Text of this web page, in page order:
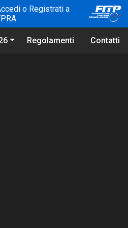
o Registrati a
Regolamenti Contatti